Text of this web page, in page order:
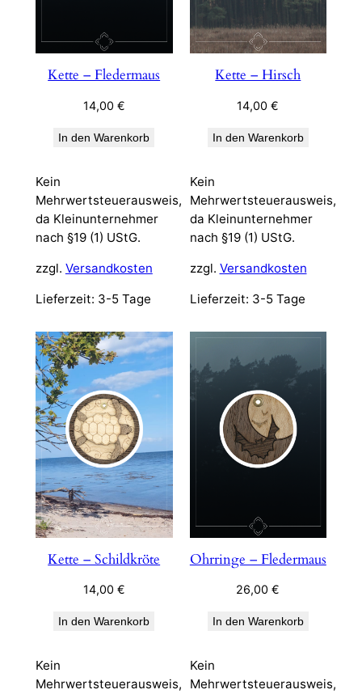
Kette – Fledermaus
14,00 €
In den Warenkorb
Kein
Mehrwertsteuerausweis,
da Kleinunternehmer
nach §19 (1) UStG.
zzgl. Versandkosten
Lieferzeit: 3-5 Tage
Kette – Hirsch
14,00€
In den Warenkorb
Kein
Mehrwertsteuerausweis,
da Kleinunternehmer
nach §19 (1) UStG.
zzgl. Versandkosten
Lieferzeit: 3-5 Tage
Kette – Schildkröte
14,00 €
In den Warenkorb
Kein
Mehrwertsteuerausweis,
Ohrringe – Fledermaus
26,00€
In den Warenkorb
Kein
Mehrwertsteuerausweis,